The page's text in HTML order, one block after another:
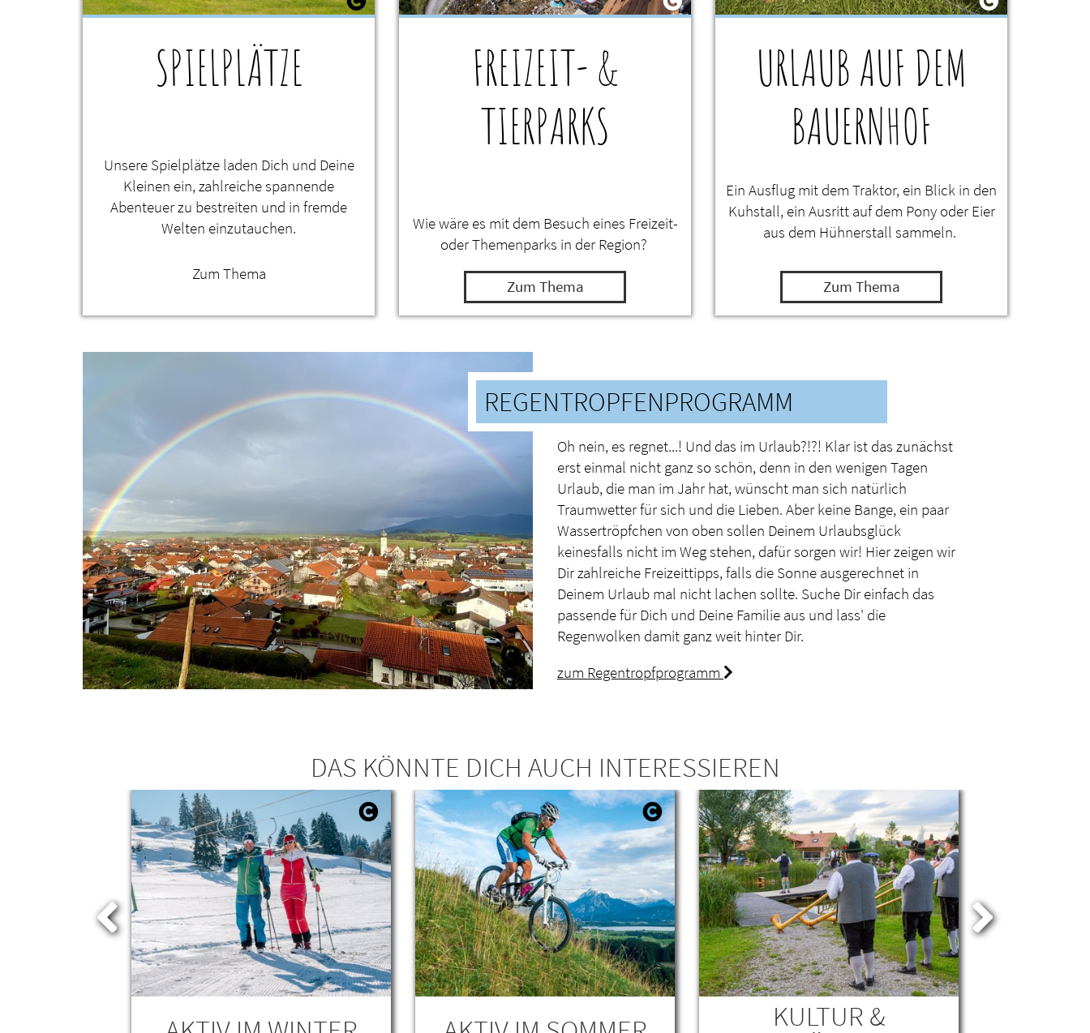
SPIELPLÄTZE
Unsere Spielplätze laden Dich und Deine
Kleinen ein, zahlreiche spannende
Abenteuer zu bestreiten und in fremde
Welten einzutauchen.
Zum Thema
FREIZEIT- &
TIERPARKS
Wie wäre es mit dem Besuch eines Freizeit-
oder Themenparks in der Region?
Zum Thema
URLAUB AUF DEM
BAUERNHOF
Ein Ausflug mit dem Traktor, ein Blick in den
Kuhstall, ein Ausritt auf dem Pony oder Eier
aus dem Hühnerstall sammeln.
Zum Thema
REGENTROPFENPROGRAMM
Oh nein, es regnet...! Und das im Urlaub?!?! Klar ist das zunächst
erst einmal nicht ganz so schön, denn in den wenigen Tagen
Urlaub, die man im Jahr hat, wünscht man sich natürlich
Traumwetter für sich und die Lieben. Aber keine Bange, ein paar
Wassertröpfchen von oben sollen Deinem Urlaubsglück
keinesfalls nicht im Weg stehen, dafür sorgen wir! Hier zeigen wir
Dir zahlreiche Freizeittipps, falls die Sonne ausgerechnet in
Deinem Urlaub mal nicht lachen sollte. Suche Dir einfach das
passende für Dich und Deine Familie aus und lass' die
Regenwolken damit ganz weit hinter Dir.
zum Regentropfprogramm
DAS KÖNNTE DICH AUCH INTERESSIEREN
KULTUR &